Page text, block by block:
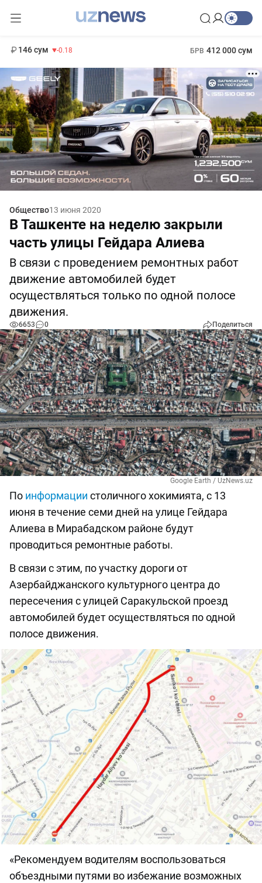
146 сум -0.18 БРВ 412 000 сум
Общество13 июня 2020
В Ташкенте на неделю закрыли
часть улицы Гейдара Алиева
В связи с проведением ремонтных работ
движение автомобилей будет
осуществляться только по одной полосе
движения.
6653 0 Поделиться
Google Earth / UzNews.uz
По информации столичного хокимията, с 13
июня в течение семи дней на улице Гейдара
Алиева в Мирабадском районе будут
проводиться ремонтные работы.
В связи с этим, по участку дороги от
Азербайджанского культурного центра до
пересечения с улицей Саракульской проезд
автомобилей будет осуществляться по одной
полосе движения.
«Рекомендуем водителям воспользоваться
объездными путями во избежание возможных